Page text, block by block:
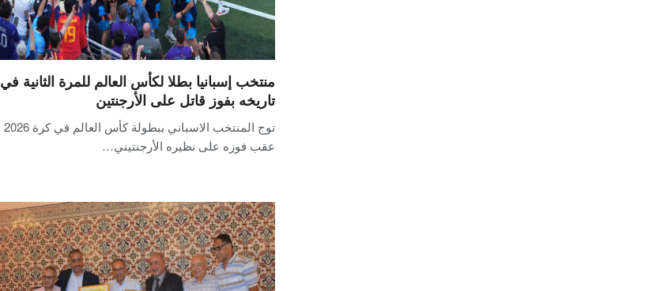
منتخب إسبانيا بطلا لكأس العالم للمرة الثانية في
تاريخه بفوز قاتل على الأرجنتين
توج المنتخب الاسباني ببطولة كأس العالم في كرة 2026
عقب فوزه على نظيره الأرجنتيني…